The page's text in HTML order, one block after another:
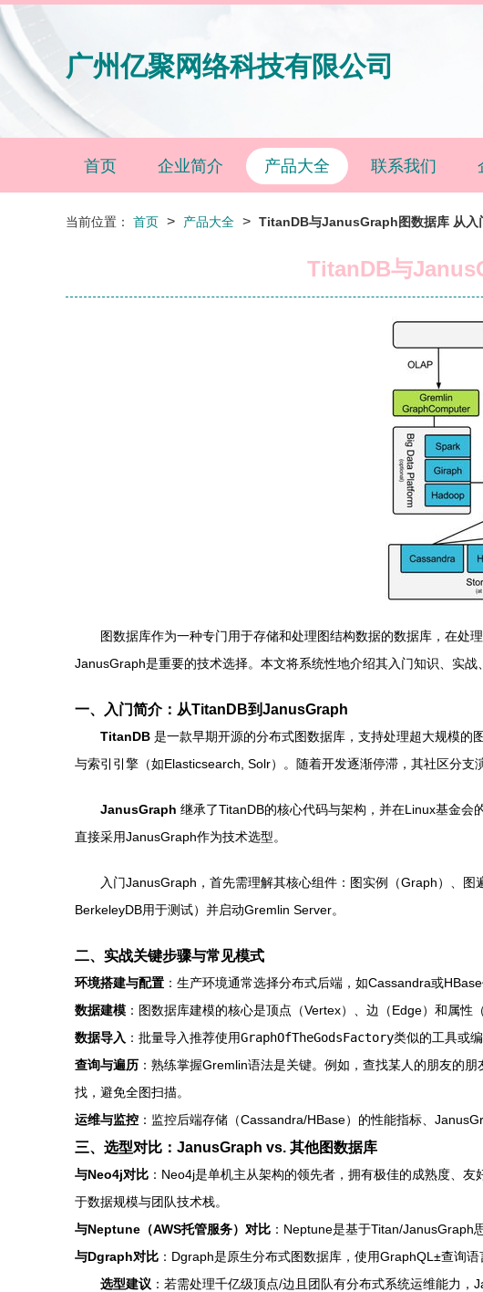
广州亿聚网络科技有限公司
首页 企业简介 产品大全 联系我们
当前位置： 首页 > 产品大全 > TitanDB与JanusGraph图数据库 从入
TitanDB与
图数据库作为一种专门用于存储和处理图结构数据的数据库，在处
JanusGraph是重要的技术选择。本文将系统性地介绍其入门知识、实战
一、入门简介：从TitanDB到JanusGraph
TitanDB 是一款早期开源的分布式图数据库，支持处理超大规模的
与索引引擎（如Elasticsearch, Solr）。随着开发逐渐停滞，其社区分支
JanusGraph 继承了TitanDB的核心代码与架构，并在Linux基金会
直接采用JanusGraph作为技术选型。
入门JanusGraph，首先需理解其核心组件：图实例（Graph）、
BerkeleyDB用于测试）并启动Gremlin Server。
二、实战关键步骤与常见模式
环境搭建与配置 ：生产环境通常选择分布式后端，如Cassandra或
数据建模 ：图数据库建模的核心是顶点（Vertex）、边（Edge）和属
数据导入 ：批量导入推荐使用GraphOfTheGodsFactory类似的工具或
查询与遍历 ：熟练掌握Gremlin语法是关键。例如，查找某人的朋友的朋
找，避免全图扫描。
运维与监控 ：监控后端存储（Cassandra/HBase）的性能指标、
三、选型对比：JanusGraph vs. 其他图数据库
与Neo4j对比 ：Neo4j是单机主从架构的领先者，拥有极佳的成熟度、
于数据规模与团队技术栈。
与Neptune（AWS托管服务）对比 ：Neptune是基于Titan/JanusGraph
与Dgraph对比 ：Dgraph是原生分布式图数据库，使用GraphQL±查询
选型建议 ：若需处理千亿级顶点/边且团队有分布式系统运维能力